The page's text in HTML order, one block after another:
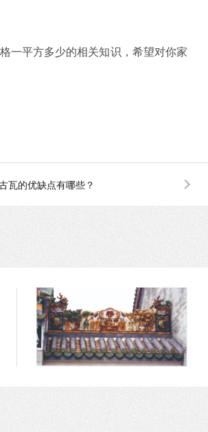
一平方多少的相关知识，希望对你家
瓦的优缺点有哪些？